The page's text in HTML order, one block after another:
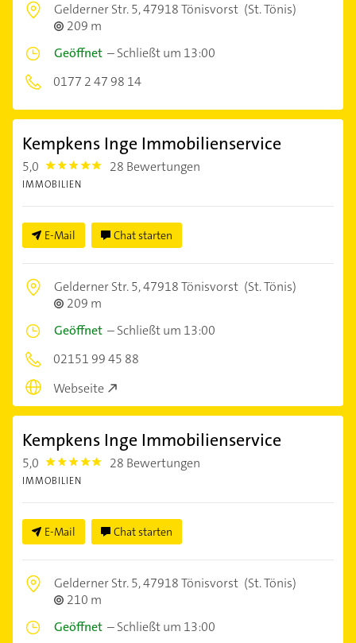
Gelderner Str. 5,47918 Tönisvorst (St. Tönis)
209 m
Geöffnet –Schließt um 13:00
0177 2 47 98 14
Kempkens Inge Immobilienservice
5,0 5.0 28 Bewertungen
IMMOBILIEN
E-Mail Chat starten
Gelderner Str. 5,47918 Tönisvorst (St. Tönis)
209 m
Geöffnet –Schließt um 13:00
02151 99 45 88
Webseite
Kempkens Inge Immobilienservice
5,0 5.0 28 Bewertungen
IMMOBILIEN
E-Mail Chat starten
Gelderner Str. 5,47918 Tönisvorst (St. Tönis)
210 m
Geöffnet –Schließt um 13:00